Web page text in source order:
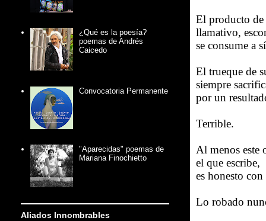
El producto de
llamativo,
se consume a
El trueque de
siempre
por un
Terrible.
Al menos este
el que escribe,
es honesto con
Lo robado
¿Qué es la poesía?
poemas de Andrés
Caicedo
Convocatoria Permanente
"Aparecidas" poemas de
Mariana Finochietto
Aliados Innombrables